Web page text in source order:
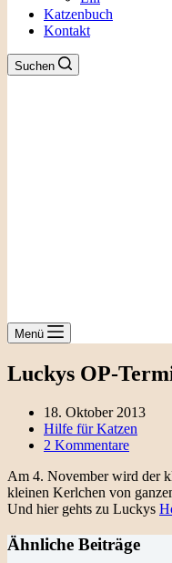
Katzenbuch
Kontakt
Suchen
Menü
Luckys OP-
18. Oktober 2013
Hilfe für Katzen
2 Kommentare
Am 4. November wird der
kleinen Kerlchen von
Und hier gehts zu Luckys
Ähnliche Beiträge